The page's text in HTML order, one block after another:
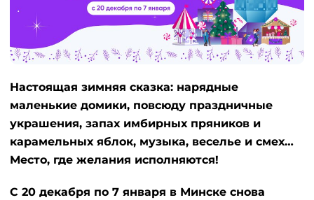
Настоящая зимняя сказка: нарядные
маленькие домики, повсюду праздничные
украшения, запах имбирных пряников и
карамельных яблок, музыка, веселье и смех…
Место, где желания исполняются!
С 20 декабря по 7 января в Минске снова